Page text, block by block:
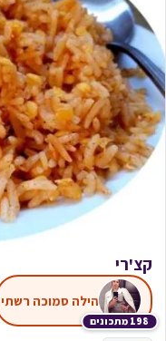
קצ'רי
198 מתכונים
הילה סמוכה רשתי